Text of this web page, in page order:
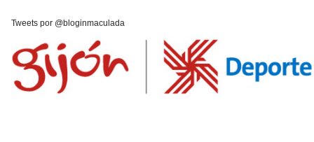
Tweets por @bloginmaculada